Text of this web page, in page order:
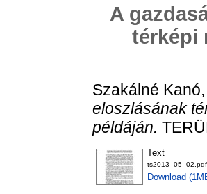
A
térképi
Szakálné
eloszlásának
példáján.
Text
ts2013_05_02.pdf
Download